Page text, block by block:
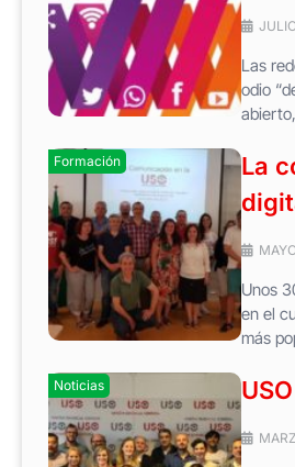
Las
odio
Formación
La
Unos
en el
más
Noticias